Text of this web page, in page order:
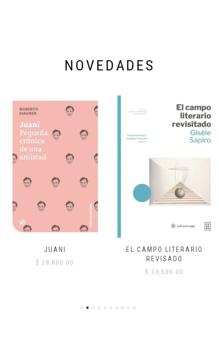
NOVEDADES
JUANI
$ 28,800.00
EL CAMPO LITERARIO
REVISADO
$ 39,500.00